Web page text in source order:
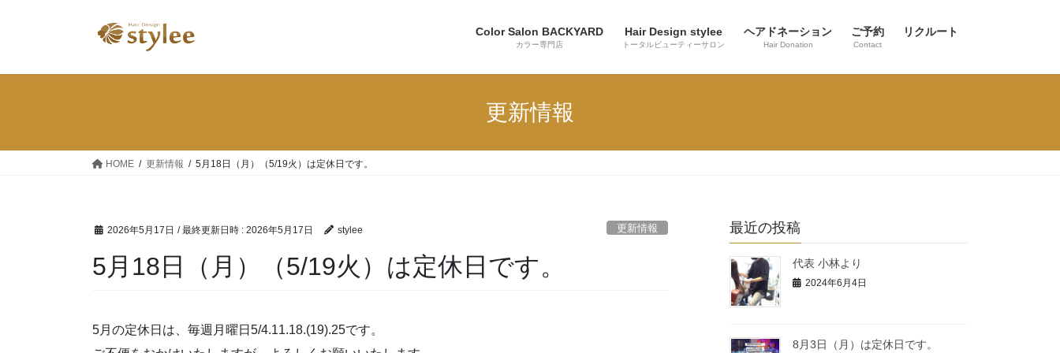
Color Salon BACKYARD
カラー専門店
Hair Design stylee
トータルビューティーサロン
ヘアドネーション
Hair Donation
ご予約
Contact
リクルート
更新情報
HOME 更新情報 5月18日（月）（5/19火）は定休日です。
2026年5月17日 / 最終更新日時 : 2026年5月17日 stylee 更新情報
5月18日（月）（5/19火）は定休日です。
5月の定休日は、毎週月曜日5/4.11.18.(19).25です。
最近の投稿
代表 小林より
2024年6月4日
8月3日（月）は定休日です。